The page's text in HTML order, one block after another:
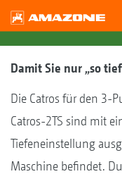
Damit Sie nur „so
Die Catros für den 3-
Catros-2TS sind mit
Tiefeneinstellung
Maschine befindet.